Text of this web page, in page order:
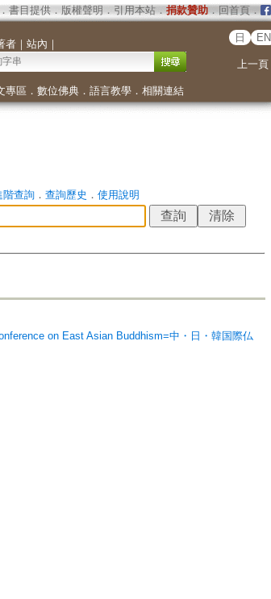
． 書目提供． 版權聲明 ． 引用本站． 捐款贊助．回首頁．
者｜ 站內 ｜
日 EN
上一頁
專區 ． 數位佛典． 語言教學． 相關連結
階查詢． 查詢歷史 ． 使用說明
on East Asian Buddhism=中・日・韓国際仏